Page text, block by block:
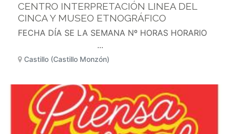
CENTRO INTERPRETACIÓN LINEA DEL
CINCA Y MUSEO ETNOGRÁFICO
FECHA DÍA SE LA SEMANA Nº HORAS HORARIO
...
Castillo (Castillo Monzón)